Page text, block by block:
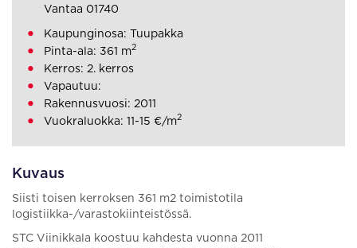
Kuvaus
Siisti toisen kerroksen 361 m2 toimistotila
logistiikka-/varastokiinteistössä.
STC Viinikkala koostuu kahdesta vuonna 2011
Vantaa 01740
Kaupunginosa: Tuupakka
Pinta-ala: 361 m2
Kerros: 2. kerros
Vapautuu:
Rakennusvuosi: 2011
Vuokraluokka: 11-15 €/m2